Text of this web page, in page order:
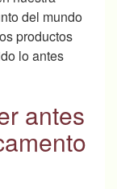
del mundo
productos
lo antes
antes